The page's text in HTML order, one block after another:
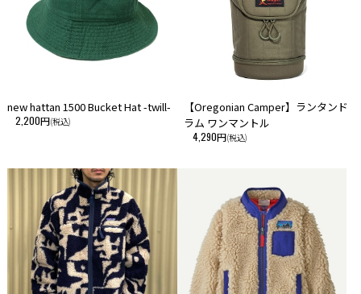
【素材】
斧頭 ：1045炭素鋼
ハンドル：ヒッコリー
・イタリア（ハンドルのみUSA）
■注意事項
・ご使用の端末により、実物とは多少色合い等が異なって見える場合がご
ざいますことを予めご了承下さい。
new hattan 1500 Bucket Hat -twill-
2,200円(税込)
【Oregonian Camper】ランタンド
ラム ワンマントル
4,290円(税込)